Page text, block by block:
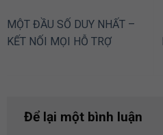
MỘT ĐẦU SỐ DUY NHẤT –
KẾT NỐI MỌI HỖ TRỢ
Để lại một bình luận